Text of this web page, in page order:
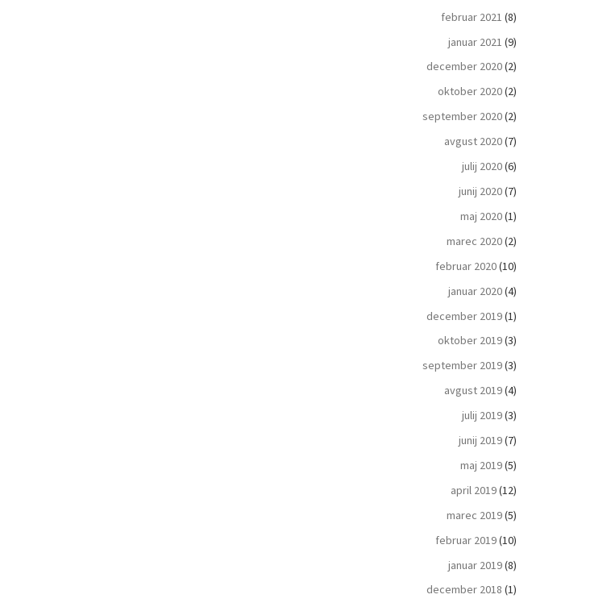
februar 2021 (8)
januar 2021 (9)
december 2020(2)
oktober 2020(2)
september 2020(2)
avgust 2020(7)
julij 2020(6)
junij 2020(7)
maj 2020(1)
marec 2020(2)
februar 2020(10)
januar 2020(4)
december 2019(1)
oktober 2019(3)
september 2019(3)
avgust 2019(4)
julij 2019(3)
junij 2019(7)
maj 2019(5)
april 2019(12)
marec 2019(5)
februar 2019(10)
januar 2019(8)
december 2018 (1)